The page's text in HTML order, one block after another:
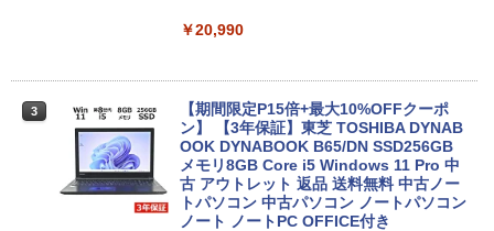
￥20,990
3
【期間限定P15倍+最大10%OFFクーポ
ン】 【3年保証】東芝 TOSHIBA DYNAB
OOK DYNABOOK B65/DN SSD256GB
メモリ8GB Core i5 Windows 11 Pro 中
古 アウトレット 返品 送料無料 中古ノー
トパソコン 中古パソコン ノートパソコン
ノート ノートPC OFFICE付き